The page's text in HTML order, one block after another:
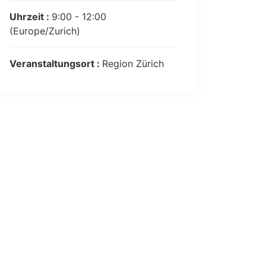
Uhrzeit : 9:00 - 12:00
(Europe/Zurich)
Veranstaltungsort : Region Zürich